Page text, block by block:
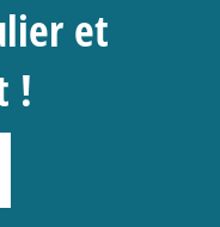
et
!